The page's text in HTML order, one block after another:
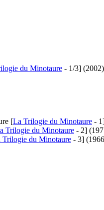
du Minotaure - 1/3] (2002)
[La Trilogie du Minotaure -
Trilogie du Minotaure - 2]
Trilogie du Minotaure - 3]